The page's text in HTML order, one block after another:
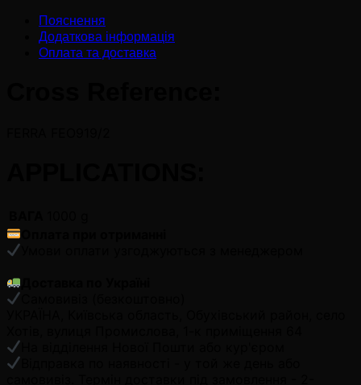
Пояснення
Додаткова інформація
Оплата та доставка